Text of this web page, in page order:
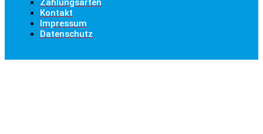
Zahlungsarten
Kontakt
Impressum
Datenschutz